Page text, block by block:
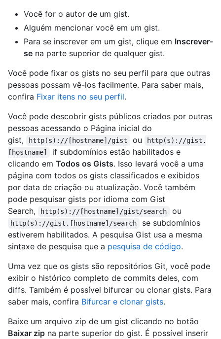
Você for o autor de um gist.
Alguém mencionar você em um gist.
Para se inscrever em um gist, clique em Inscrever-
se na parte superior de qualquer gist.
Você pode fixar os gists no seu perfil para que outras
pessoas possam vê-los facilmente. Para saber mais,
confira Fixar itens no seu perfil.
Você pode descobrir gists públicos criados por outras
pessoas acessando o Página inicial do
gist,
http(s)://[hostname]/gist ou
http(s)://gist.
[hostname]
if subdomínios estão habilitados e
clicando em Todos os Gists. Isso levará você a uma
página com todos os gists classificados e exibidos
por data de criação ou atualização. Você também
pode pesquisar gists por idioma com Gist
Search,
http(s)://[hostname]/gist/search ou
http(s)://gist.[hostname]/search
se subdomínios
estiverem habilitados. A pesquisa Gist usa a mesma
sintaxe de pesquisa que a pesquisa de código.
Uma vez que os gists são repositórios Git, você pode
exibir o histórico completo de commits deles, com
diffs. Também é possível bifurcar ou clonar gists. Para
saber mais, confira Bifurcar e clonar gists.
Baixe um arquivo zip de um gist clicando no botão
Baixar zip na parte superior do gist. É possível inserir